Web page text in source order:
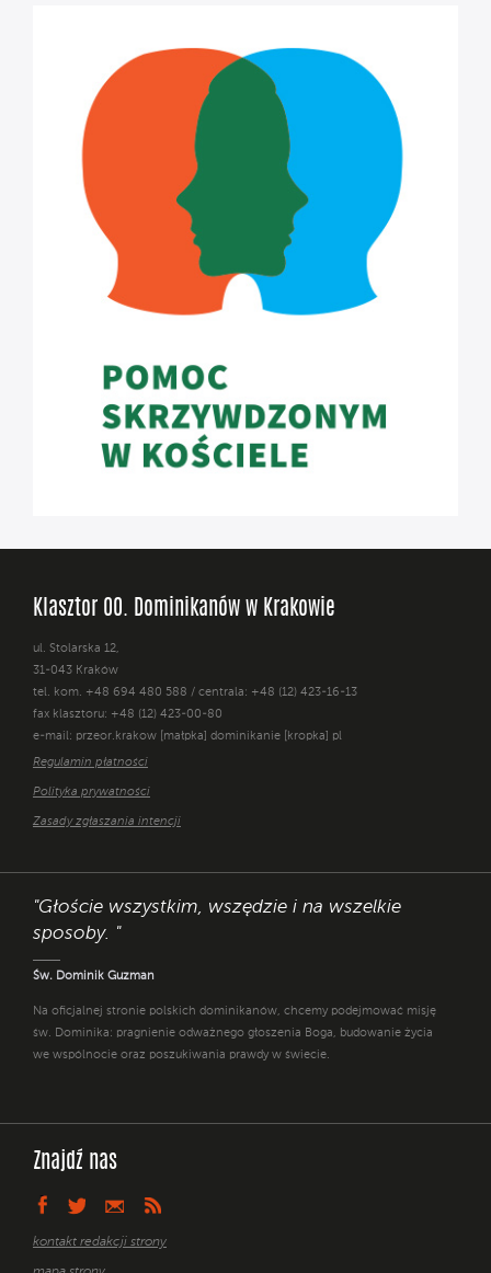
Klasztor OO. Dominikanów w Krakowie
ul. Stolarska 12,
31-043 Kraków
tel. kom. +48 694 480 588 / centrala: +48 (12) 423-16-13
fax klasztoru: +48 (12) 423-00-80
e-mail: przeor.krakow [małpka] dominikanie [kropka] pl
Regulamin płatności
Polityka prywatności
Zasady zgłaszania intencji
"Głoście wszystkim, wszędzie i na wszelkie
sposoby. "
Św. Dominik Guzman
Na oficjalnej stronie polskich dominikanów, chcemy podejmować misję
św. Dominika: pragnienie odważnego głoszenia Boga, budowanie życia
we wspólnocie oraz poszukiwania prawdy w świecie.
Znajdź nas
kontakt redakcji strony